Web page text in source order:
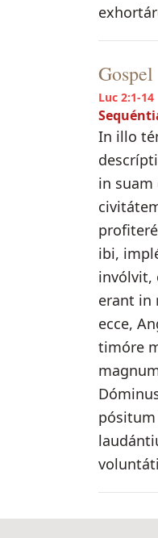
Gospel
Luc 2:1-14
In illo
in
ibi,
invólvit,
erant in
ecce,
timóre